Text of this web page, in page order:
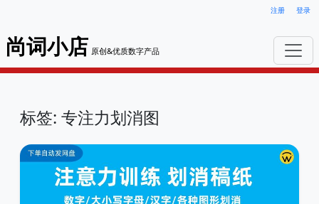
注册 登录
尚词小店 原创&优质数字产品
标签: 专注力划消图